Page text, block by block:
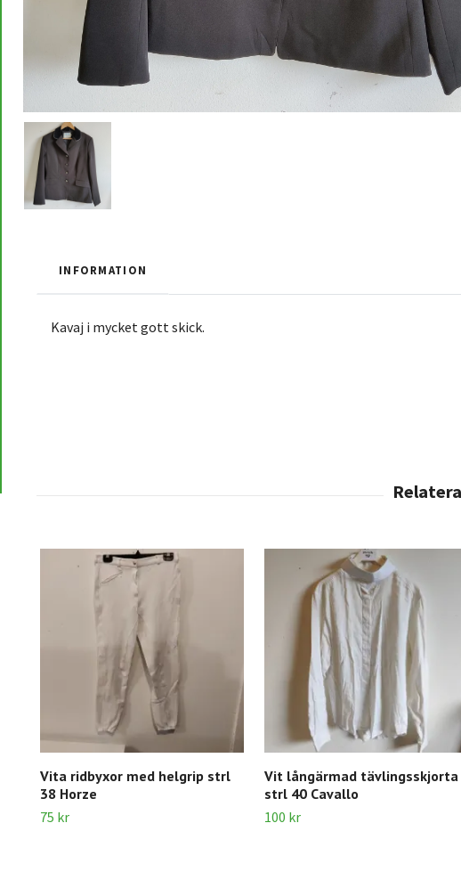
INFORMATION
Kavaj i mycket gott skick.
Vita ridbyxor med helgrip strl
38 Horze
75 kr
Vit långärmad tävlingsskjorta
strl 40 Cavallo
100 kr